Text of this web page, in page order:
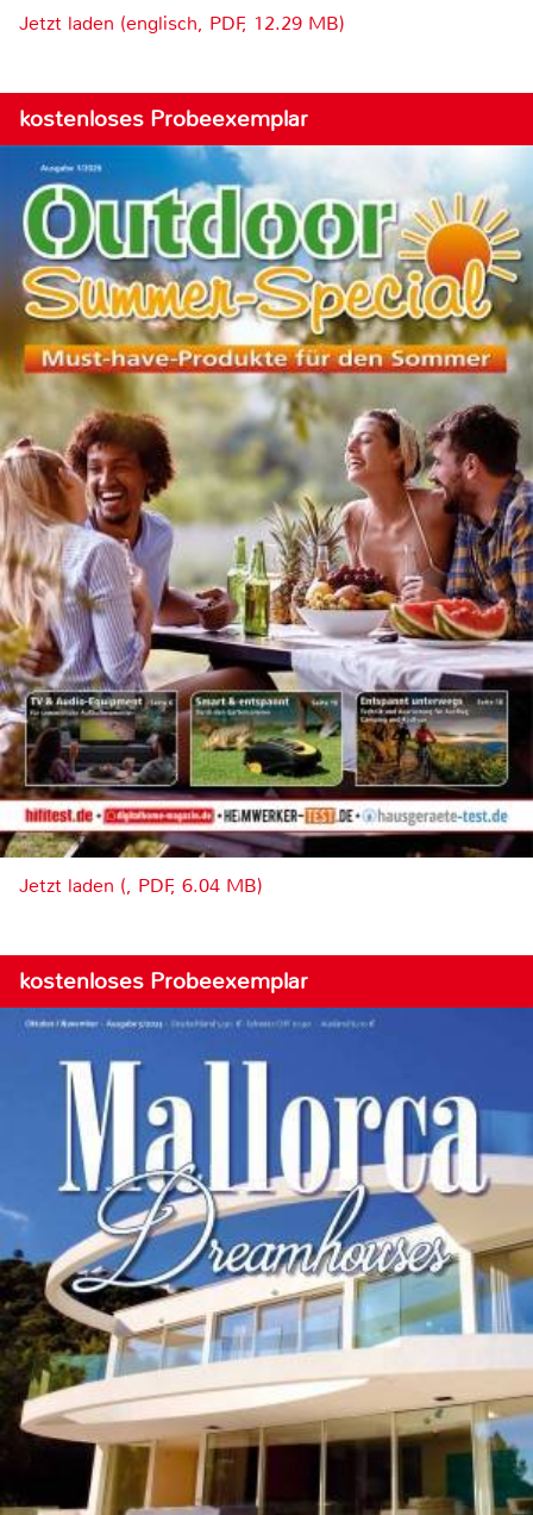
Jetzt laden (englisch, PDF, 12.29 MB)
kostenloses Probeexemplar
Jetzt laden (, PDF, 6.04 MB)
kostenloses Probeexemplar